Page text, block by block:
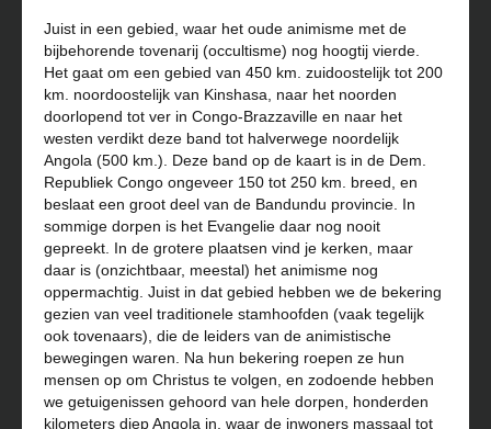
Juist in een gebied, waar het oude animisme met de
bijbehorende tovenarij (occultisme) nog hoogtij vierde.
Het gaat om een gebied van 450 km. zuidoostelijk tot 200
km. noordoostelijk van Kinshasa, naar het noorden
doorlopend tot ver in Congo-Brazzaville en naar het
westen verdikt deze band tot halverwege noordelijk
Angola (500 km.). Deze band op de kaart is in de Dem.
Republiek Congo ongeveer 150 tot 250 km. breed, en
beslaat een groot deel van de Bandundu provincie. In
sommige dorpen is het Evangelie daar nog nooit
gepreekt. In de grotere plaatsen vind je kerken, maar
daar is (onzichtbaar, meestal) het animisme nog
oppermachtig. Juist in dat gebied hebben we de bekering
gezien van veel traditionele stamhoofden (vaak tegelijk
ook tovenaars), die de leiders van de animistische
bewegingen waren. Na hun bekering roepen ze hun
mensen op om Christus te volgen, en zodoende hebben
we getuigenissen gehoord van hele dorpen, honderden
kilometers diep Angola in, waar de inwoners massaal tot